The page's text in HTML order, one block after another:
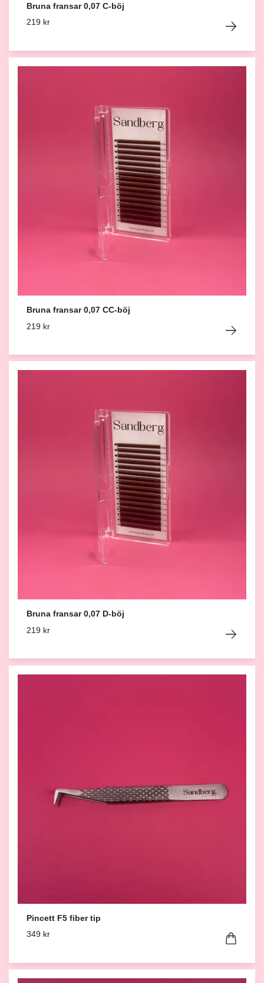
Bruna fransar 0,07 C-böj
219 kr
Bruna fransar 0,07 CC-böj
219 kr
Bruna fransar 0,07 D-böj
219 kr
Pincett F5 fiber tip
349 kr